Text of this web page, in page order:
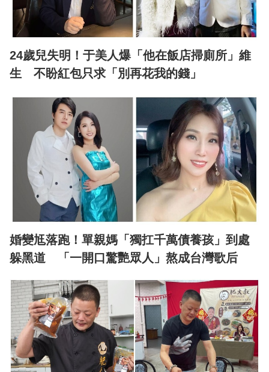
24歲兒失明！于美人爆「他在飯店掃廁所」維
生 不盼紅包只求「別再花我的錢」
婚變尪落跑！單親媽「獨扛千萬債養孩」到處
躲黑道 「一開口驚艷眾人」熬成台灣歌后